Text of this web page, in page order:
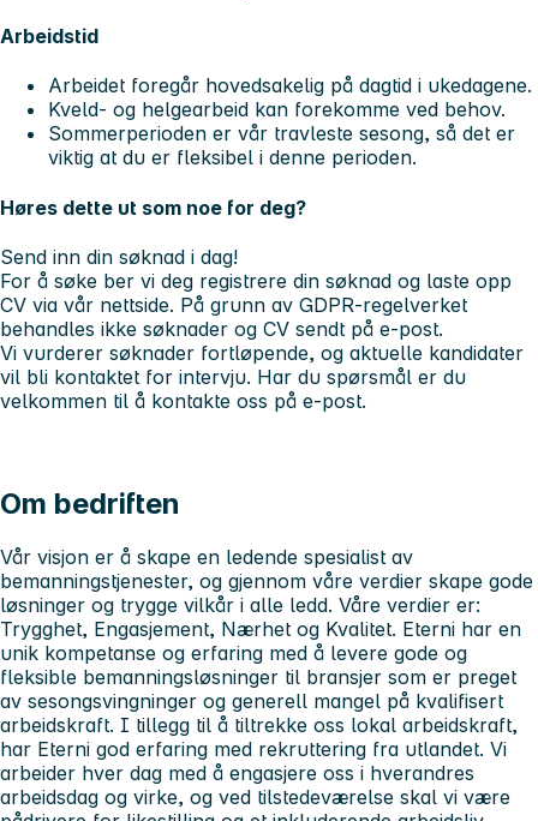
Arbeidstid
Arbeidet foregår hovedsakelig på dagtid i ukedagene.
Kveld- og helgearbeid kan forekomme ved behov.
Sommerperioden er vår travleste sesong, så det er
viktig at du er fleksibel i denne perioden.
Høres dette ut som noe for deg?
Send inn din søknad i dag!
For å søke ber vi deg registrere din søknad og laste opp
CV via vår nettside. På grunn av GDPR-regelverket
behandles ikke søknader og CV sendt på e-post.
Vi vurderer søknader fortløpende, og aktuelle kandidater
vil bli kontaktet for intervju. Har du spørsmål er du
velkommen til å kontakte oss på e-post.
Om bedriften
Vår visjon er å skape en ledende spesialist av
bemanningstjenester, og gjennom våre verdier skape gode
løsninger og trygge vilkår i alle ledd. Våre verdier er:
Trygghet, Engasjement, Nærhet og Kvalitet. Eterni har en
unik kompetanse og erfaring med å levere gode og
fleksible bemanningsløsninger til bransjer som er preget
av sesongsvingninger og generell mangel på kvalifisert
arbeidskraft. I tillegg til å tiltrekke oss lokal arbeidskraft,
har Eterni god erfaring med rekruttering fra utlandet. Vi
arbeider hver dag med å engasjere oss i hverandres
arbeidsdag og virke, og ved tilstedeværelse skal vi være